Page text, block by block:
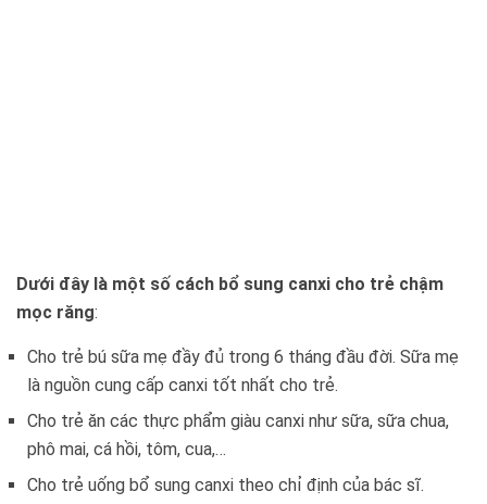
Dưới đây là một số cách bổ sung canxi cho trẻ chậm
mọc răng:
Cho trẻ bú sữa mẹ đầy đủ trong 6 tháng đầu đời. Sữa mẹ
là nguồn cung cấp canxi tốt nhất cho trẻ.
Cho trẻ ăn các thực phẩm giàu canxi như sữa, sữa chua,
phô mai, cá hồi, tôm, cua,…
Cho trẻ uống bổ sung canxi theo chỉ định của bác sĩ.